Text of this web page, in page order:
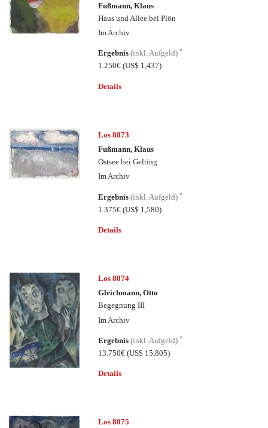
Fußmann, Klaus
Haus und Allee bei Plön
Im Archiv
Ergebnis(inkl. Aufgeld)*
1.250€(US$ 1,437)
Details
Los 8073
Fußmann, Klaus
Ostsee bei Gelting
Im Archiv
Ergebnis(inkl. Aufgeld)*
1.375€(US$ 1,580)
Details
Los 8074
Gleichmann, Otto
Begegnung III
Im Archiv
Ergebnis(inkl. Aufgeld)*
13.750€(US$ 15,805)
Details
Los 8075